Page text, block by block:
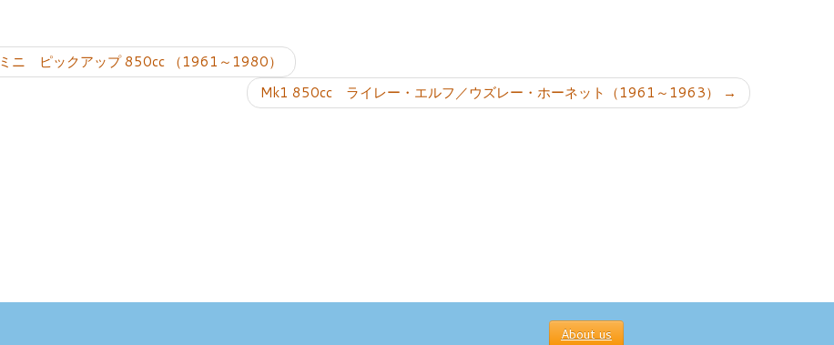
ミニ ピックアップ 850cc （1961～1980）
Mk1 850cc ライレー・エルフ／ウズレー・ホーネット（1961～1963）
→
About us